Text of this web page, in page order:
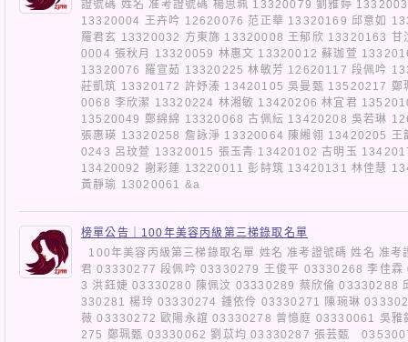
證號碼 姓名 准考證號碼 楊思珮 13320079 劉雅婷
13320004 王卉吟 12620076 范正華 13320169 邱意如
羅君玄 13320032 方東旆 13320008 王郁欣 13320163
0004 張秋月 13320059 林惠文 13320012 蘇珈萱
13320076 羅宣茹 13320225 林敏芳 12620117 段佩吟
莊凱筑 13320172 許妤溱 13420105 吳曼甄 13520217
0068 李欣潔 13320224 林湘敏 13420206 林宜君
13520049 鄭綿綿 13320068 古佩紜 13420208 吳若琳
張惠瑛 13320258 詹詠淨 13320064 陳緗翎 13420205
0243 呂玟萱 13320015 張玉青 13420102 古明玉
13420092 謝彩蓮 13220011 彭詩筑 13420131 林佳慧
黃靜瑜 13020061 &a
榜單公告｜100年美容丙級第三梯錄取名單
100年美容丙級第三梯錄取名單 姓名 准考證號碼 姓名 准
君 03330277 段佩吟 03330279 王俊平 03330268 李佳
3 洪鈺婕 03330280 陳佩汶 03330289 蔡欣倫 03330288
330281 楊玲 03330274 鍾依伶 03330271 陳琬琳
薇 03330272 歐陽永誼 03330278 曾憶庭 03330061 吳
275 鄭珮甄 03330062 劉苡均 03330287 張芸甄